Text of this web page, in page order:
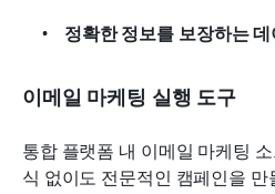
정확한 정보를 보장하는
이메일 마케팅 실행 도구
통합 플랫폼 내 이메일 마케팅
식 없이도 전문적인 캠페인을